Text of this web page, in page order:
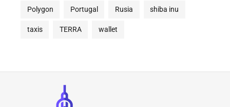
Polygon Portugal Rusia shiba inu
taxis TERRA wallet